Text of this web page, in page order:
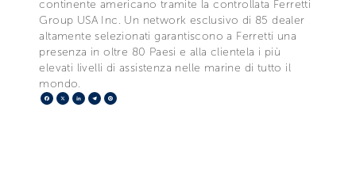
continente americano tramite la controllata Ferretti
Group USA Inc. Un network esclusivo di 85 dealer
altamente selezionati garantiscono a Ferretti una
presenza in oltre 80 Paesi e alla clientela i più
elevati livelli di assistenza nelle marine di tutto il
mondo.
Facebook
X LinkedIn
Telegram